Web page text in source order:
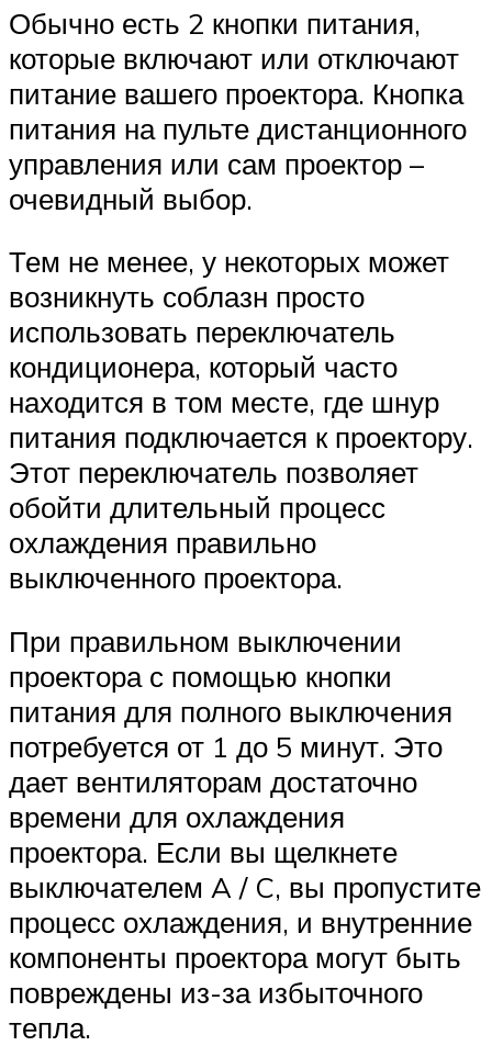
Обычно есть 2 кнопки питания,
которые включают или отключают
питание вашего проектора. Кнопка
питания на пульте дистанционного
управления или сам проектор –
очевидный выбор.
Тем не менее, у некоторых может
возникнуть соблазн просто
использовать переключатель
кондиционера, который часто
находится в том месте, где шнур
питания подключается к проектору.
Этот переключатель позволяет
обойти длительный процесс
охлаждения правильно
выключенного проектора.
При правильном выключении
проектора с помощью кнопки
питания для полного выключения
потребуется от 1 до 5 минут. Это
дает вентиляторам достаточно
времени для охлаждения
проектора. Если вы щелкнете
выключателем A / C, вы пропустите
процесс охлаждения, и внутренние
компоненты проектора могут быть
повреждены из-за избыточного
тепла.